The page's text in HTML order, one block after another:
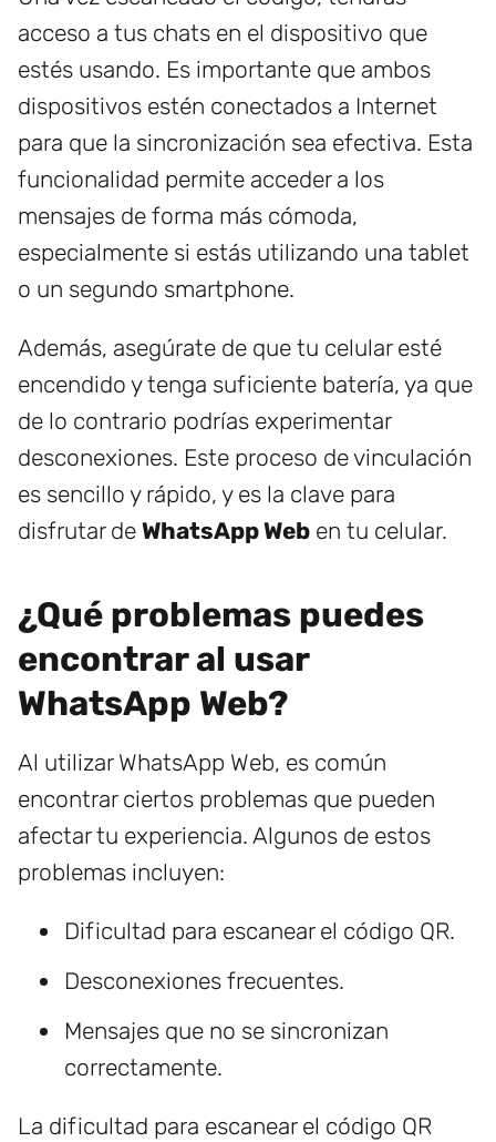
acceso a tus chats en el dispositivo que
estés usando. Es importante que ambos
dispositivos estén conectados a Internet
para que la sincronización sea efectiva. Esta
funcionalidad permite acceder a los
mensajes de forma más cómoda,
especialmente si estás utilizando una tablet
o un segundo smartphone.
Además, asegúrate de que tu celular esté
encendido y tenga suficiente batería, ya que
de lo contrario podrías experimentar
desconexiones. Este proceso de vinculación
es sencillo y rápido, y es la clave para
disfrutar de WhatsApp Web en tu celular.
¿Qué problemas puedes
encontrar al usar
WhatsApp Web?
Al utilizar WhatsApp Web, es común
encontrar ciertos problemas que pueden
afectar tu experiencia. Algunos de estos
problemas incluyen:
Dificultad para escanear el código QR.
Desconexiones frecuentes.
Mensajes que no se sincronizan
correctamente.
La dificultad para escanear el código QR